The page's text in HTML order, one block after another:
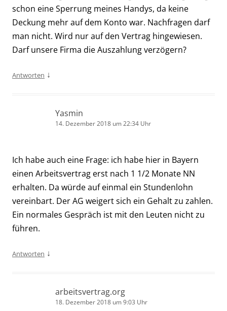
schon eine Sperrung meines Handys, da keine
Deckung mehr auf dem Konto war. Nachfragen darf
man nicht. Wird nur auf den Vertrag hingewiesen.
Darf unsere Firma die Auszahlung verzögern?
Antworten ↓
Yasmin
14. Dezember 2018 um 22:34 Uhr
Ich habe auch eine Frage: ich habe hier in Bayern
einen Arbeitsvertrag erst nach 1 1/2 Monate NN
erhalten. Da würde auf einmal ein Stundenlohn
vereinbart. Der AG weigert sich ein Gehalt zu zahlen.
Ein normales Gespräch ist mit den Leuten nicht zu
führen.
Antworten ↓
arbeitsvertrag.org
18. Dezember 2018 um 9:03 Uhr